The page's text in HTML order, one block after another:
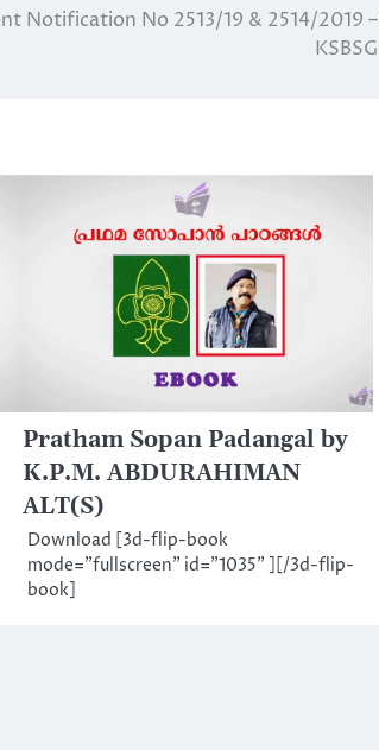
Notification No 2513/19 & 2514/2019 –
KSBSG
Pratham Sopan Padangal by
K.P.M. ABDURAHIMAN
ALT(S)
Download [3d-flip-book
mode="fullscreen" id="1035" ][/3d-flip-
book]